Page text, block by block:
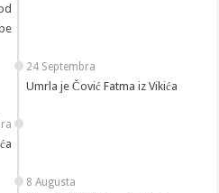
24 Septembra
Umrla je Čović Fatma iz Vikića
8 Augusta